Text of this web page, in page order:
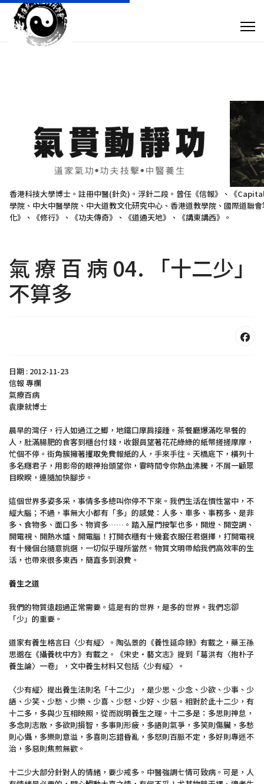
欄 文 章
搜尋
+852 28932893
taoistyuen@gmail.com
香港科技大學博士。註冊中醫(針灸)。浮針二段。曾任《信報》、《
學院、中大中醫學院、中大道教文化研究中心、香港道教學院、國際道聯
化》、《修行》、《功夫傳奇》、《道通天地》、《講東講西》。
氣 療 百 病 04. 「十二少」
不算多
日期 : 2012-11-23
信報 專欄
氣療百病
袁康就博士
晨早的灣仔，行人如過江之鯽，地鐵口摩肩接踵。茶餐廳爆滿吃早餐的
人，肚滿腸肥的食客到櫃台付錢，收銀員望著花花綠綠的紙幣搓搓摩摩，
忙個不停。街角簇擁著攫取免費報紙的人，手來手往。天橋底下，橫列十
多名癮君子，用影帝的眼神抬頭望你，霎時間令你熱血沸騰，不屑一顧眾
目睽睽，連隨加快腳步。
這個世界多姿多采，事情多多總叫你停不下來。我們生活在慣性當中，不
經大腦；不過，事無大小都有「多」的感覺：人多、車多、事務多、是非
多、食物多、面口多、物資多……。踏入屋門按掣也多，開燈、開空調、
開電視、開熱水爐、開電腦！打開衣櫃有十幾套衣服任君選擇，打開電視
有十幾個台隨意挑選，一切似乎理所當然。物質文明帶給我們高效率的生
活，也帶來很多東西，簡直多到浪費。
養生之道
我們的物質遠超過正常需要。這是有的世界，是多的世界。我們忘卻
「少」的重要。
道家有養生格言曰〈少有經〉。陶弘景的《養性延命錄》有載之，藥王孫
思邈在《攝養枕中方》有載之。《宋史‧藝文志》提到「葛洪有〈抱朴子
養生論〉一卷」，文中養生材料又包括〈少有經〉。
〈少有經〉提出養生法則名「十二少」，是少思、少念、少欲、少事、少
語、少笑、少愁、少樂、少喜、少怒、少好、少惡。相對於此十二少，有
十二多，多與少互相映照，從而說明養生之理。十二多是：多思則神怠，
多念則志散，多欲則損智，多事則形疲，多語則氣爭，多笑則傷臟，多愁
則心懾，多樂則意溢，多喜則忘錯昏亂，多怒則百脈不定，多好則專迷不
治，多惡則焦煎無歡。
十二少大部分針對人的情緒，要少戒多。中醫強調七情可致病。可是，人